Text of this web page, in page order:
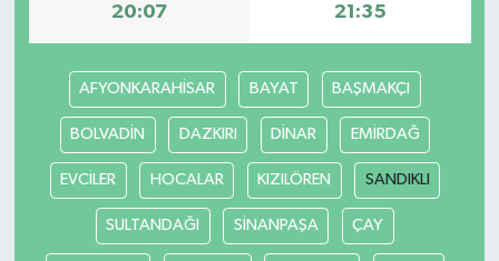
20:07 21:35
AFYONKARAHİSAR BAYAT BAŞMAKÇI
BOLVADİN DAZKIRI DİNAR EMİRDAĞ
EVCİLER HOCALAR KIZILÖREN SANDIKLI
SULTANDAĞI SİNANPAŞA ÇAY
Sağlık